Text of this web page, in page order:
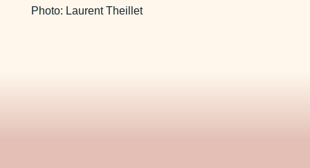
Photo: Laurent Theillet